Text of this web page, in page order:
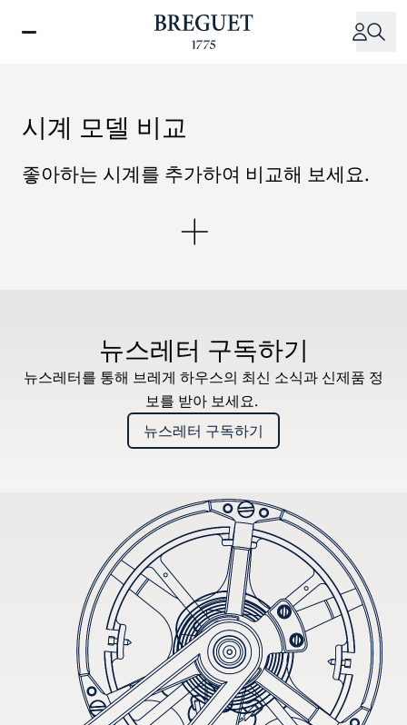
시계 모델 비교
좋아하는 시계를 추가하여 비교해 보세요.
뉴스레터 구독하기
뉴스레터를 통해 브레게 하우스의 최신 소식과 신제품 정
보를 받아 보세요.
뉴스레터 구독하기